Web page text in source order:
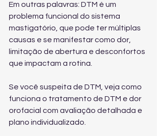
Em outras palavras: DTM é um
problema funcional do sistema
mastigatório, que pode ter múltiplas
causas e se manifestar como dor,
limitação de abertura e desconfortos
que impactam a rotina.
Se você suspeita de DTM, veja como
funciona o tratamento de DTM e dor
orofacial com avaliação detalhada e
plano individualizado.